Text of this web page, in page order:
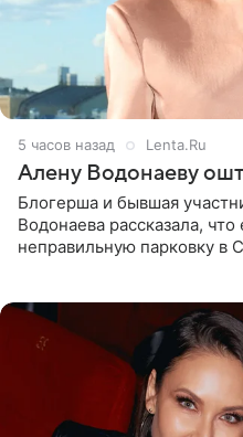
5 часов назад Lenta.Ru
Алену Водонаеву
Блогерша и бывшая
Водонаева рассказала,
неправильную парковку в